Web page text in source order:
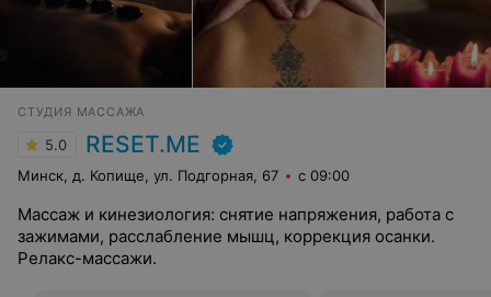
СТУДИЯ МАССАЖА
5.0 RESET.ME
Минск, д. Копище, ул. Подгорная, 67 с 09:00
Массаж и кинезиология: снятие напряжения, работа с
зажимами, расслабление мышц, коррекция осанки.
Релакс-массажи.